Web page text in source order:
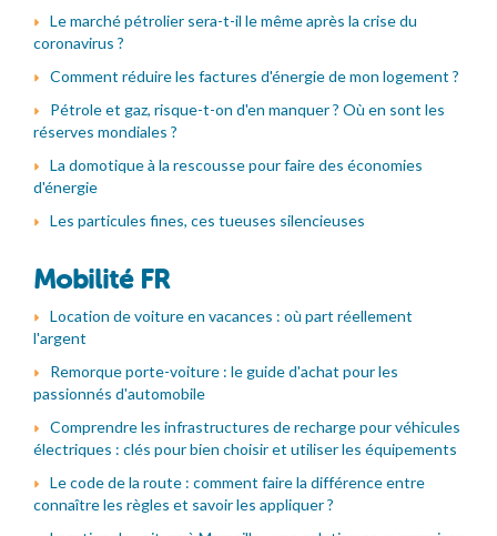
Le marché pétrolier sera-t-il le même après la crise du
coronavirus ?
Comment réduire les factures d'énergie de mon logement ?
Pétrole et gaz, risque-t-on d'en manquer ? Où en sont les
réserves mondiales ?
La domotique à la rescousse pour faire des économies
d'énergie
Les particules fines, ces tueuses silencieuses
Mobilité FR
Location de voiture en vacances : où part réellement
l'argent
Remorque porte-voiture : le guide d'achat pour les
passionnés d'automobile
Comprendre les infrastructures de recharge pour véhicules
électriques : clés pour bien choisir et utiliser les équipements
Le code de la route : comment faire la différence entre
connaître les règles et savoir les appliquer ?